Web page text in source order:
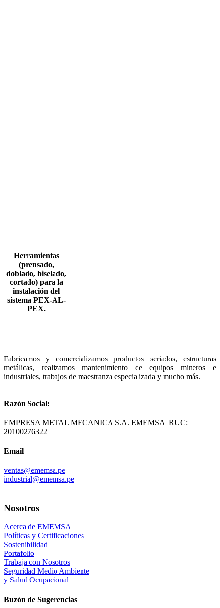
Herramientas
(prensado,
doblado, biselado,
cortado) para la
instalación del
sistema PEX-AL-
PEX.
Fabricamos y comercializamos productos seriados, estructuras
metálicas, realizamos mantenimiento de equipos mineros e
industriales, trabajos de maestranza especializada y mucho más.
Razón Social:
EMPRESA METAL MECANICA S.A. EMEMSA RUC:
20100276322
Email
ventas@ememsa.pe
industrial@ememsa.pe
Nosotros
Acerca de EMEMSA
Políticas y Certificaciones
Sostenibilidad
Portafolio
Trabaja con Nosotros
Seguridad Medio Ambiente
y Salud Ocupacional
Buzón de Sugerencias